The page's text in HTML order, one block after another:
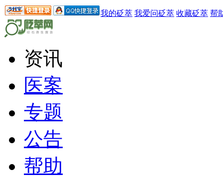
我的砭萃 我爱问砭萃 收藏砭萃 帮
资讯
医案
专题
公告
帮助